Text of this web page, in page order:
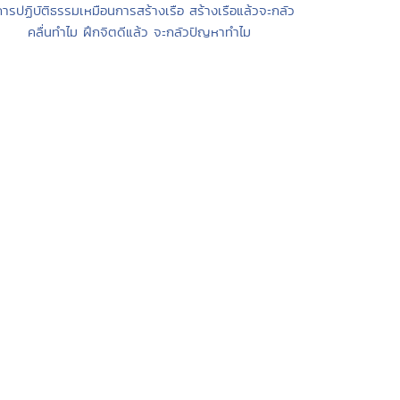
รปฏิบัติธรรมเหมือนการสร้างเรือ สร้างเรือแล้วจะกลัว
คลื่นทำไม ฝึกจิตดีแล้ว จะกลัวปัญหาทำไม